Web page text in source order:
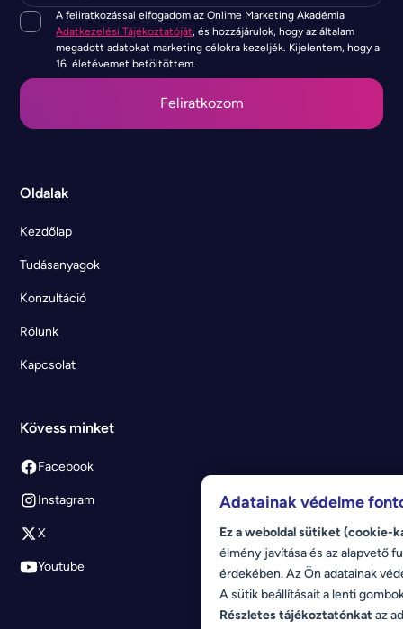
A feliratkozással elfogadom az Onlime Marketing Akadémia
Adatkezelési Tájékoztatóját, és hozzájárulok, hogy az általam
megadott adatokat marketing célokra kezeljék. Kijelentem, hogy a
16. életévemet betöltöttem.
Oldalak
Kezdőlap
Tudásanyagok
Konzultáció
Rólunk
Kapcsolat
Kövess minket
Facebook
Instagram
X
Youtube
Adatainak védelme
Ez a weboldal sütiket (cookie-
élmény javítása és az alapvető
érdekében. Az Ön adatainak
A sütik beállításait a lenti
Részletes tájékoztatónkat az